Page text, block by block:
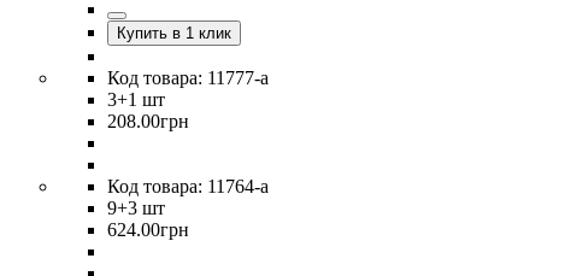
Купить в 1 клик
11777-a
3+1 шт
208.00грн
11764-a
9+3 шт
624.00грн